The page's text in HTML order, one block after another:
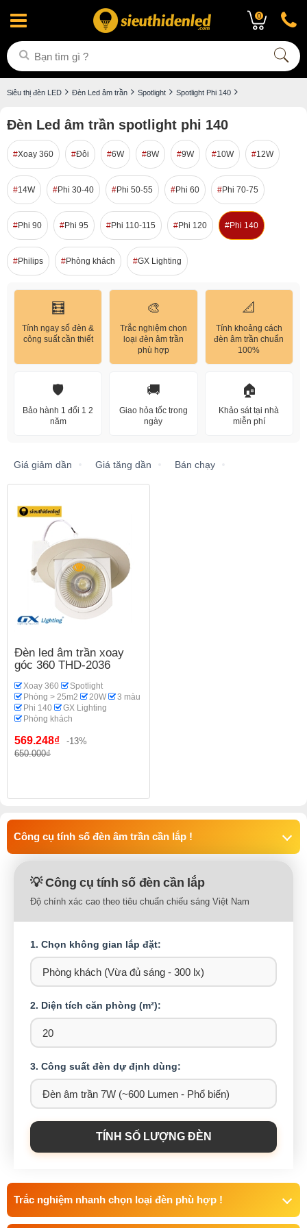
0
Siêu thị đèn LED Đèn Led âm trần Spotlight Spotlight Phi 140
Đèn Led âm trần spotlight phi 140
Xoay 360 Đôi 6W 8W 9W 10W 12W
14W Phi 30-40 Phi 50-55 Phi 60 Phi 70-75
Phi 90 Phi 95 Phi 110-115 Phi 120 Phi 140
Philips Phòng khách GX Lighting
🧮
Tính ngay số đèn &
công suất cần thiết
🎨
Trắc nghiệm chọn
loại đèn âm trần
phù hợp
📐
Tính khoảng cách
đèn âm trần chuẩn
100%
🛡️
Bảo hành 1 đổi 1 2
năm
🚚
Giao hỏa tốc trong
ngày
🏠
Khảo sát tại nhà
miễn phí
Giá giảm dần Giá tăng dần Bán chạy
Đèn led âm trần xoay
góc 360 THD-2036
Xoay 360
Spotlight
Phòng > 25m2
20W
3 màu
Phi 140
GX Lighting
Phòng khách
569.248₫
-13%
650.000₫
Công cụ tính số đèn âm trần cần lắp !
💡 Công cụ tính số đèn cần lắp
Độ chính xác cao theo tiêu chuẩn chiếu sáng Việt Nam
1. Chọn không gian lắp đặt:
2. Diện tích căn phòng (m²):
3. Công suất đèn dự định dùng:
TÍNH SỐ LƯỢNG ĐÈN
Trắc nghiệm nhanh chọn loại đèn phù hợp !